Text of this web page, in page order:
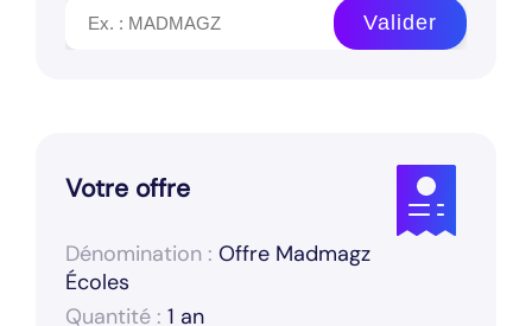
Valider
Votre offre
Dénomination : Offre Madmagz
Écoles
Quantité : 1 an